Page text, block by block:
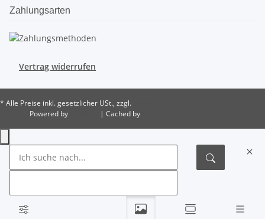
Zahlungsarten
Vertrag widerrufen
* Alle Preise inkl. gesetzlicher USt., zzgl.
Powered by
| Cached by